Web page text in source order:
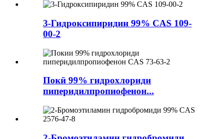
3-Гидроксипиридин 99% CAS 109-
00-2
Покӣ 99% гидрохлориди
пиперидилпропиофенон...